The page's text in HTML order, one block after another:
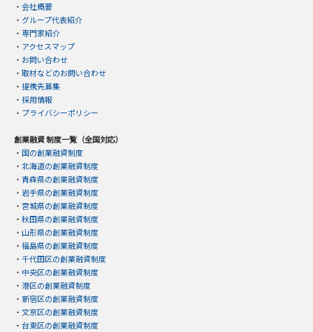
・ 会社概要
・ グループ代表紹介
・ 専門家紹介
・ アクセスマップ
・ お問い合わせ
・ 取材などのお問い合わせ
・ 提携先募集
・ 採用情報
・ プライバシーポリシー
創業融資 制度一覧（全国対応）
・ 国の創業融資制度
・ 北海道の創業融資制度
・ 青森県の創業融資制度
・ 岩手県の創業融資制度
・ 宮城県の創業融資制度
・ 秋田県の創業融資制度
・ 山形県の創業融資制度
・ 福島県の創業融資制度
・ 千代田区の創業融資制度
・ 中央区の創業融資制度
・ 港区の創業融資制度
・ 新宿区の創業融資制度
・ 文京区の創業融資制度
・ 台東区の創業融資制度